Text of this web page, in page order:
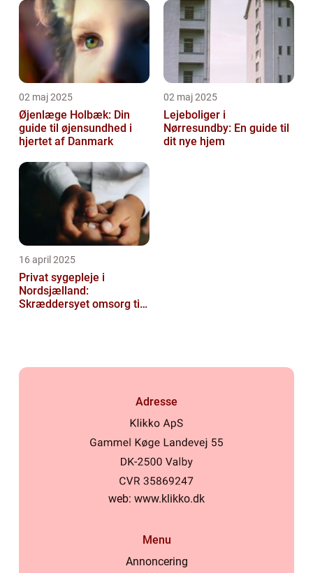
02 maj 2025
Øjenlæge Holbæk: Din
guide til øjensundhed i
hjertet af Danmark
02 maj 2025
Lejeboliger i
Nørresundby: En guide til
dit nye hjem
16 april 2025
Privat sygepleje i
Nordsjælland:
Skræddersyet omsorg til
Adresse
web: www.klikko.dk
Menu
Annoncering